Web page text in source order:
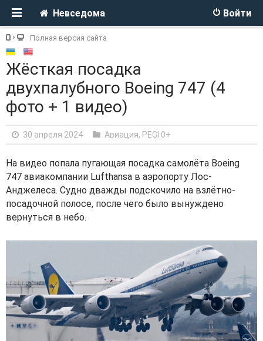
Войти
Невседома
Полная версия сайта
Жёсткая посадка
двухпалубного Boeing 747 (4
фото + 1 видео)
30 апреля 2024 Авиация, PEGI 0+
На видео попала пугающая посадка самолёта Boeing
747 авиакомпании Lufthansa в аэропорту Лос-
Анджелеса. Судно дважды подскочило на взлётно-
посадочной полосе, после чего было вынуждено
вернуться в небо.